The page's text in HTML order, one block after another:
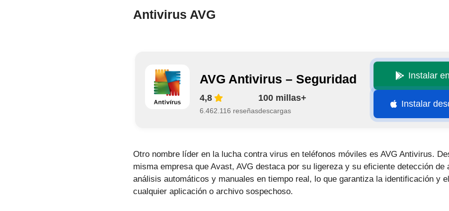
Antivirus AVG
AVG Antivirus – Seguridad
4,8
6.462.116 reseñas
100 millas+
descargas
Instalar
Instalar
Otro nombre líder en la lucha contra virus en teléfonos móviles es AVG Antivirus.
misma empresa que Avast, AVG destaca por su ligereza y su eficiente detección de
análisis automáticos y manuales en tiempo real, lo que garantiza la identificación y
cualquier aplicación o archivo sospechoso.